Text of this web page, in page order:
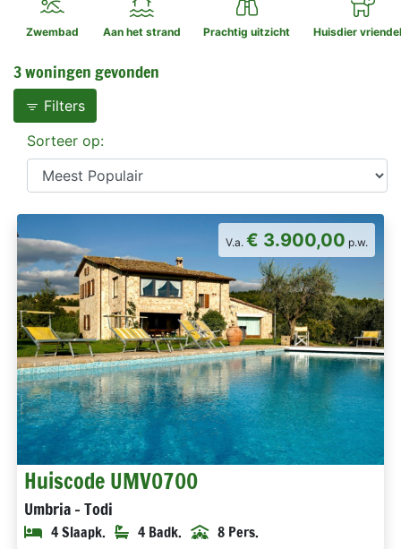
Zwembad Aan het strand Prachtig uitzicht Huisdier
3 woningen gevonden
Filters
Sorteer op:
V.a. € 3.900,00 p.w.
Huiscode UMV0700
Umbria - Todi
4 Slaapk. 4 Badk. 8 Pers.